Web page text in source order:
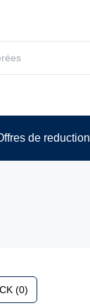
de reduction
(0)